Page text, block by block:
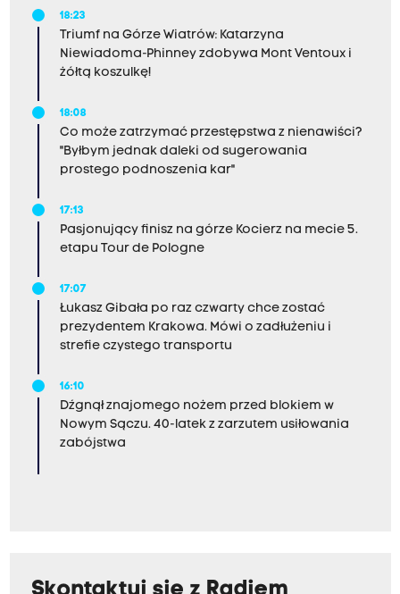
18:23
Triumf na Górze Wiatrów: Katarzyna
Niewiadoma-Phinney zdobywa Mont Ventoux i
żółtą koszulkę!
18:08
Co może zatrzymać przestępstwa z nienawiści?
"Byłbym jednak daleki od sugerowania
prostego podnoszenia kar"
17:13
Pasjonujący finisz na górze Kocierz na mecie 5.
etapu Tour de Pologne
17:07
Łukasz Gibała po raz czwarty chce zostać
prezydentem Krakowa. Mówi o zadłużeniu i
strefie czystego transportu
16:10
Dźgnął znajomego nożem przed blokiem w
Nowym Sączu. 40-latek z zarzutem usiłowania
zabójstwa